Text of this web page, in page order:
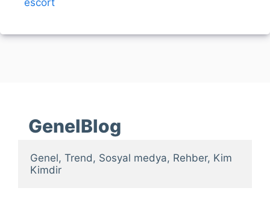
GenelBlog
Genel, Trend, Sosyal medya, Rehber, Kim
Kimdir